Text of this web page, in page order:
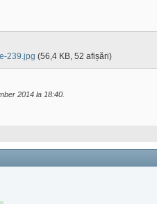
239.jpg (56,4 KB, 52 afișări)
2014 la 18:40